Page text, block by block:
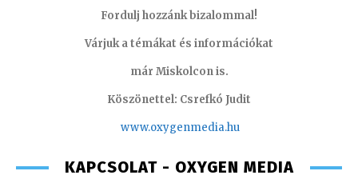
Fordulj hozzánk bizalommal!
Várjuk a témákat és információkat
már Miskolcon is.
Köszönettel: Csrefkó Judit
www.oxygenmedia.hu
KAPCSOLAT - OXYGEN MEDIA